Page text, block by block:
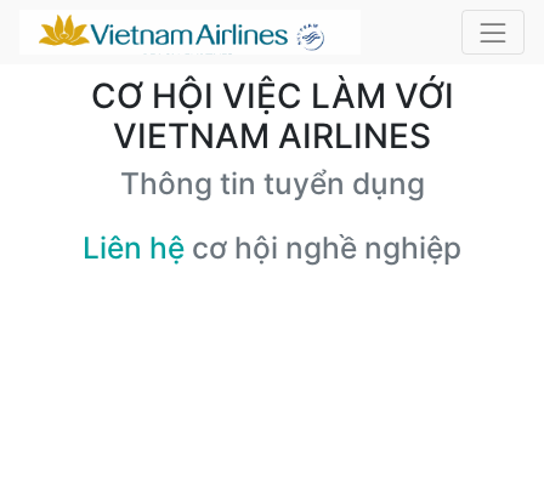
CƠ HỘI VIỆC LÀM VỚI
VIETNAM AIRLINES
Thông tin tuyển dụng
Liên hệ cơ hội nghề nghiệp